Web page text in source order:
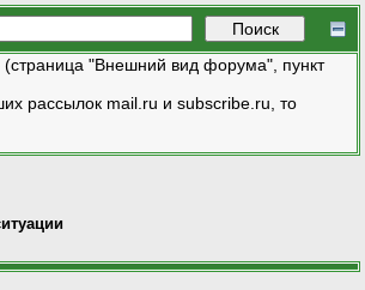
"Внешний вид форума", пункт
рассылок mail.ru и subscribe.ru, то